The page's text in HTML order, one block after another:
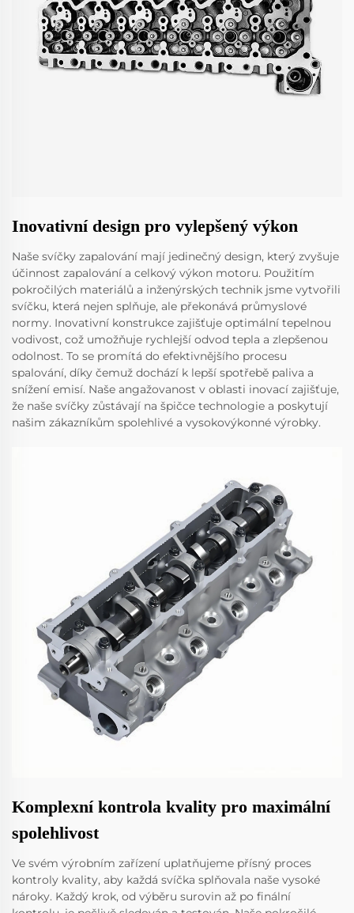
Inovativní design pro vylepšený výkon
Naše svíčky zapalování mají jedinečný design, který zvyšuje
účinnost zapalování a celkový výkon motoru. Použitím
pokročilých materiálů a inženýrských technik jsme vytvořili
svíčku, která nejen splňuje, ale překonává průmyslové
normy. Inovativní konstrukce zajišťuje optimální tepelnou
vodivost, což umožňuje rychlejší odvod tepla a zlepšenou
odolnost. To se promítá do efektivnějšího procesu
spalování, díky čemuž dochází k lepší spotřebě paliva a
snížení emisí. Naše angažovanost v oblasti inovací zajišťuje,
že naše svíčky zůstávají na špičce technologie a poskytují
našim zákazníkům spolehlivé a vysokovýkonné výrobky.
Komplexní kontrola kvality pro maximální
spolehlivost
Ve svém výrobním zařízení uplatňujeme přísný proces
kontroly kvality, aby každá svíčka splňovala naše vysoké
nároky. Každý krok, od výběru surovin až po finální